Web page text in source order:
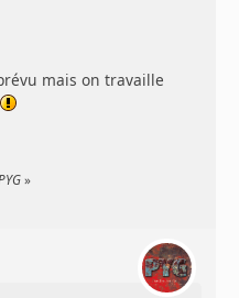
mais on travaille
»